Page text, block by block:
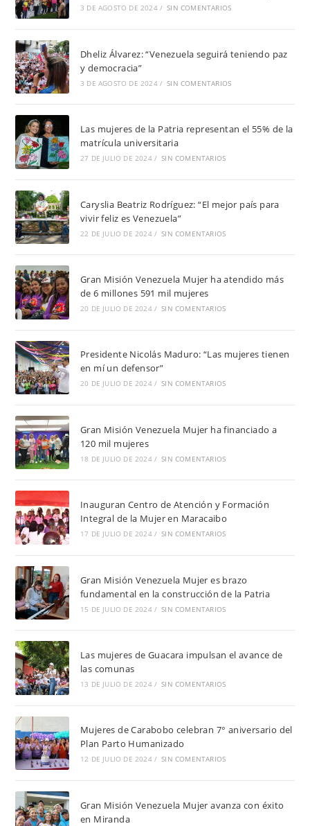
3 DE AGOSTO DE 2024 / SIN COMENTARIOS
Dheliz Álvarez: “Venezuela seguirá teniendo paz
y democracia”
3 DE AGOSTO DE 2024 / SIN COMENTARIOS
Las mujeres de la Patria representan el 55% de la
matrícula universitaria
27 DE JULIO DE 2024 / SIN COMENTARIOS
Caryslia Beatriz Rodríguez: “El mejor país para
vivir feliz es Venezuela”
22 DE JULIO DE 2024 / SIN COMENTARIOS
Gran Misión Venezuela Mujer ha atendido más
de 6 millones 591 mil mujeres
20 DE JULIO DE 2024 / SIN COMENTARIOS
Presidente Nicolás Maduro: “Las mujeres tienen
en mí un defensor”
20 DE JULIO DE 2024 / SIN COMENTARIOS
Gran Misión Venezuela Mujer ha financiado a
120 mil mujeres
18 DE JULIO DE 2024 / SIN COMENTARIOS
Inauguran Centro de Atención y Formación
Integral de la Mujer en Maracaibo
17 DE JULIO DE 2024 / SIN COMENTARIOS
Gran Misión Venezuela Mujer es brazo
fundamental en la construcción de la Patria
15 DE JULIO DE 2024 / SIN COMENTARIOS
Las mujeres de Guacara impulsan el avance de
las comunas
13 DE JULIO DE 2024 / SIN COMENTARIOS
Mujeres de Carabobo celebran 7° aniversario del
Plan Parto Humanizado
12 DE JULIO DE 2024 / SIN COMENTARIOS
Gran Misión Venezuela Mujer avanza con éxito
en Miranda